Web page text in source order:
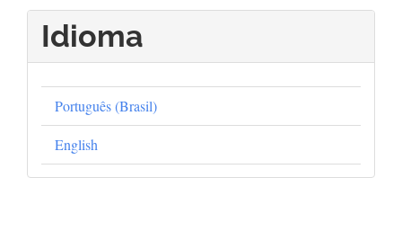
Idioma
Português (Brasil)
English